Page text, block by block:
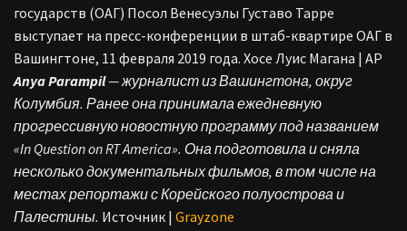
государств (ОАГ) Посол Венесуэлы Густаво Тарре
выступает на пресс-конференции в штаб-квартире ОАГ в
Вашингтоне, 11 февраля 2019 года. Хосе Луис Магана | AP
Anya Parampil— журналист из Вашингтона, округ
Колумбия. Ранее она принимала ежедневную
прогрессивную новостную программу под названием
«In Question on RT America». Она подготовила и сняла
несколько документальных фильмов, в том числе на
местах репортажи с Корейского полуострова и
Палестины. Источник | Grayzone